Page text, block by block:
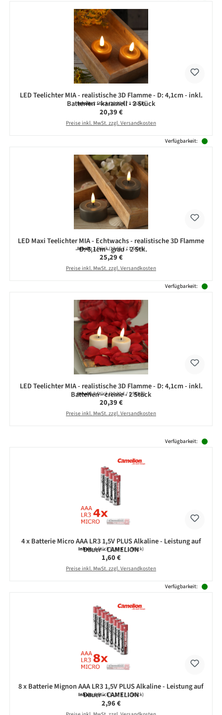
LED Teelichter MIA - realistische 3D Flamme - D: 4,1cm - inkl.
Batterien - karamell - 2 Stück
Inhalt:2 Stück(10,20 € / 1 Stück)
Regulärer Preis:
20,39 €
Preise inkl. MwSt. zzgl. Versandkosten
Verfügbarkeit:
LED Maxi Teelichter MIA - Echtwachs - realistische 3D Flamme
- D: 6,1cm - grau - 2 Stk.
Inhalt:2 Stück(12,65 € / 1 Stück)
Regulärer Preis:
25,29 €
Preise inkl. MwSt. zzgl. Versandkosten
Verfügbarkeit:
LED Teelichter MIA - realistische 3D Flamme - D: 4,1cm - inkl.
Batterien - creme - 2 Stück
Inhalt:2 Stück(10,20 € / 1 Stück)
Regulärer Preis:
20,39 €
Preise inkl. MwSt. zzgl. Versandkosten
Verfügbarkeit:
4 x Batterie Micro AAA LR3 1,5V PLUS Alkaline - Leistung auf
Dauer - CAMELION
Inhalt:4 Stück(0,40 € / 1 Stück)
Regulärer Preis:
1,60 €
Preise inkl. MwSt. zzgl. Versandkosten
Verfügbarkeit:
8 x Batterie Mignon AAA LR3 1,5V PLUS Alkaline - Leistung auf
Dauer - CAMELION
Inhalt:8 Stück(0,37 € / 1 Stück)
Regulärer Preis:
2,96 €